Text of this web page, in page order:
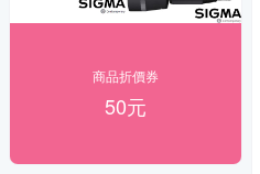
商品折價券
50元